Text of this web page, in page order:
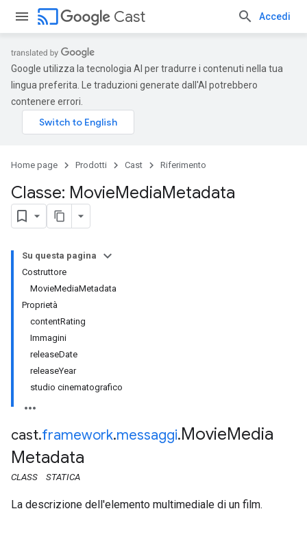
cast Cast Accedi
Google utilizza la tecnologia AI per tradurre i contenuti nella tua
lingua preferita. Le traduzioni generate dall'AI potrebbero
contenere errori.
Home page Prodotti Cast Riferimento
Classe: MovieMediaMetadata
Su questa pagina
Costruttore
MovieMediaMetadata
Proprietà
contentRating
Immagini
releaseDate
releaseYear
studio cinematografico
cast.framework.messaggi.MovieMedia
Metadata
CLASS STATICA
La descrizione dell'elemento multimediale di un film.